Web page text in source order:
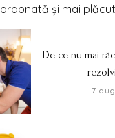
ordonată și mai
De ce nu mai
7